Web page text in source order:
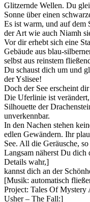
Glitzernde Wellen. Du
Sonne über einen
Es ist warm, und auf dem
der Art wie auch Niamh
Vor dir erhebt sich eine
Gebäude aus blau-
selbst aus reinstem
Du schaust dich um und
der Yslisee!
Doch der See erscheint
Die Uferlinie ist
Silhouette der
unverkennbar.
In den Nachen stehen
edlen Gewändern. Ihr
See. All die Geräusche,
Langsam näherst Du dich
Details wahr,]
kannst dich an der
[Musik: automatisch
Project: Tales Of
Usher – The Fall:]